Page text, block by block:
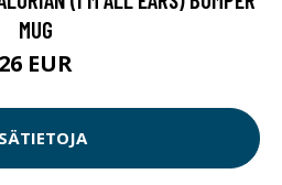
MUG
26 EUR